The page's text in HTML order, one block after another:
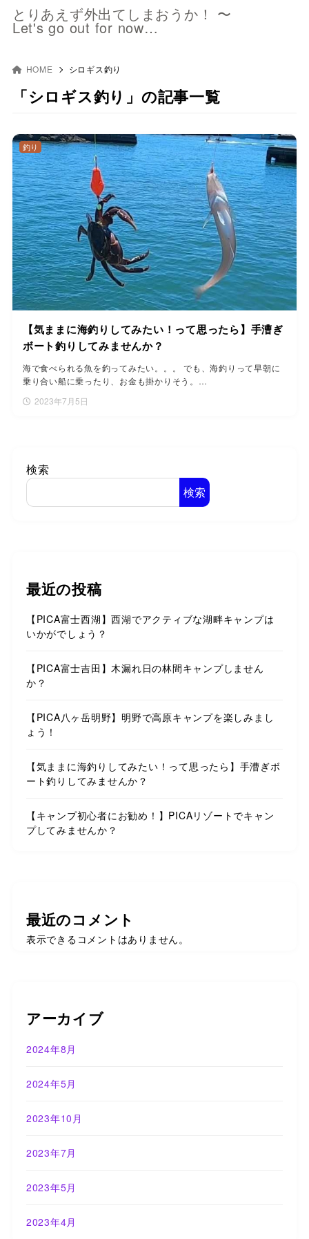
とりあえず外出てしまおうか！ 〜
Let's go out for now…
HOME シロギス釣り
「シロギス釣り」の記事一覧
【気ままに海釣りしてみたい！って思ったら】手漕ぎ
ボート釣りしてみませんか？
海で食べられる魚を釣ってみたい。。。 でも、海釣りって早朝に
乗り合い船に乗ったり、お金も掛かりそう。…
2023年7月5日
釣り
検索
検索
最近の投稿
【PICA富士西湖】西湖でアクティブな湖畔キャンプは
いかがでしょう？
【PICA富士吉田】木漏れ日の林間キャンプしません
か？
【PICA八ヶ岳明野】明野で高原キャンプを楽しみまし
ょう！
【気ままに海釣りしてみたい！って思ったら】手漕ぎボ
ート釣りしてみませんか？
【キャンプ初心者にお勧め！】PICAリゾートでキャン
プしてみませんか？
最近のコメント
表示できるコメントはありません。
アーカイブ
2024年8月
2024年5月
2023年10月
2023年7月
2023年5月
2023年4月